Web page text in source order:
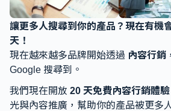
讓更多人搜尋到你的產品？現在有機
天！
現在越來越多品牌開始透過 內容行銷
Google 搜尋到。
我們現在開放 20 天免費內容行銷體驗
光與內容推廣，幫助你的產品被更多